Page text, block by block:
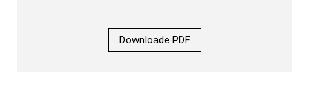
Downloade PDF